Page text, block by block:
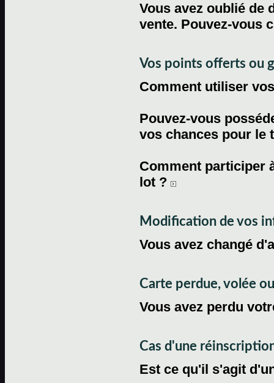
Vous avez oublié de
vente. Pouvez-vous
Vos points offerts ou
Comment utiliser
Pouvez-vous
vos chances pour le
Comment participer
lot ?
Modification de vos
Vous avez changé
Carte perdue, volée
Vous avez perdu
Cas d'une
Est ce qu'il s'agit